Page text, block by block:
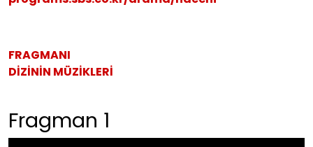
FRAGMANI
DİZİNİN MÜZİKLERİ
Fragman 1